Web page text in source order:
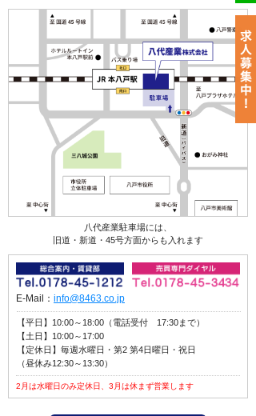
八代産業駐車場には、
旧道・新道・45号方面からも入れます
E-Mail： info@8463.co.jp
【平日】10:00～18:00（電話受付 17:30まで）
【土日】10:00～17:00
【定休日】毎週水曜日・第2 第4日曜日・祝日
（昼休み12:30～13:30）
2月は水曜日のみ定休日、3月は休まず営業します